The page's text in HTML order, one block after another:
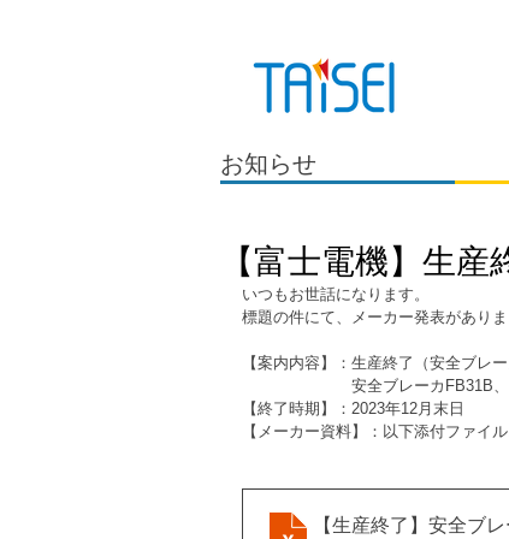
お知らせ
【富士電機】生
いつもお世話になります。
標題の件にて、メーカー発表があり
【案内内容】：生産終了（安全ブレ
安全ブレーカFB31B、
【終了時期】：2023年12月末日
【メーカー資料】：以下添付ファイ
【生産終了】安全ブ